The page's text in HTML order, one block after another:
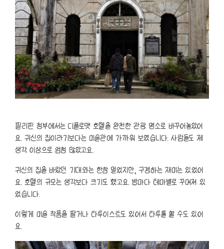
필리핀 정부에서는 디플로맷 호텔을 완전한 관광 명소로 바꾸어놓았어
요. 귀신의 집이라기보다는 미술관에 가까워 보였습니다. 사람들도 제
생각 이상으로 엄청 많았고요.
귀신의 집을 바랐던 기대와는 한참 멀었지만, 구경하는 재미는 있었어
요. 호텔의 규모는 생각보다 크기도 했고요. 방마다 테마별로 꾸며져 있
었습니다.
이렇게 미술 작품을 팔거나 타투이스트도 있어서 타투를 할 수도 있어
요.